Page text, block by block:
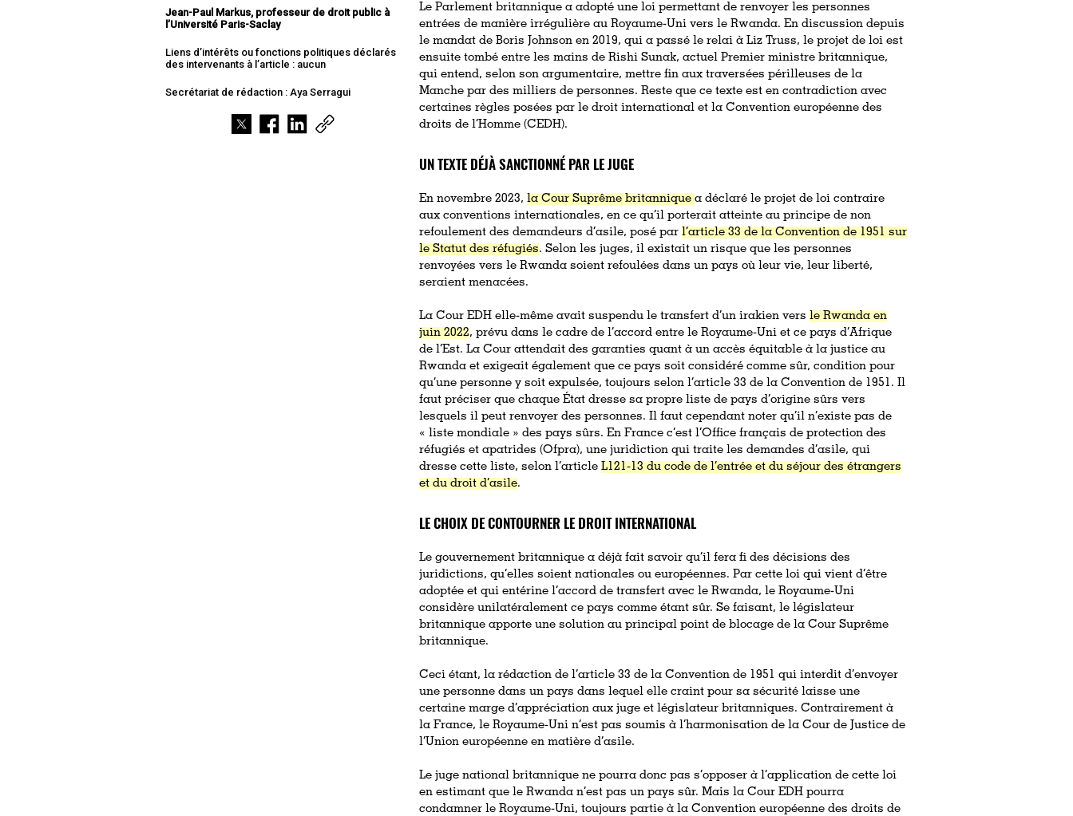
Jean-Paul Markus, professeur de droit public à
l’Université Paris-Saclay
Liens d’intérêts ou fonctions politiques déclarés
des intervenants à l’article : aucun
Secrétariat de rédaction : Aya Serragui
Le Parlement britannique a adopté une loi permettant de renvoyer les personnes
entrées de manière irrégulière au Royaume-Uni vers le Rwanda. En discussion depuis
le mandat de Boris Johnson en 2019, qui a passé le relai à Liz Truss, le projet de loi est
ensuite tombé entre les mains de Rishi Sunak, actuel Premier ministre britannique,
qui entend, selon son argumentaire, mettre fin aux traversées périlleuses de la
Manche par des milliers de personnes. Reste que ce texte est en contradiction avec
certaines règles posées par le droit international et la Convention européenne des
droits de l’Homme (CEDH).
UN TEXTE DÉJÀ SANCTIONNÉ PAR LE JUGE
En novembre 2023,la Cour Suprême britanniquea déclaré le projet de loi contraire
aux conventions internationales, en ce qu’il porterait atteinte au principe de non
refoulement des demandeurs d’asile, posé parl’article 33 de la Convention de 1951 sur
le Statut des réfugiés. Selon les juges, il existait un risque que les personnes
renvoyées vers le Rwanda soient refoulées dans un pays où leur vie, leur liberté,
seraient menacées.
La Cour EDH elle-même avait suspendu le transfert d’un irakien versle Rwanda en
juin 2022, prévu dans le cadre de l’accord entre le Royaume-Uni et ce pays d’Afrique
de l’Est. La Cour attendait des garanties quant à un accès équitable à la justice au
Rwanda et exigeait également que ce pays soit considéré comme sûr, condition pour
qu’une personne y soit expulsée, toujours selon l’article 33 de la Convention de 1951. Il
faut préciser que chaque État dresse sa propre liste de pays d’origine sûrs vers
lesquels il peut renvoyer des personnes. Il faut cependant noter qu’il n’existe pas de
« liste mondiale » des pays sûrs. En France c’est l’Office français de protection des
réfugiés et apatrides (Ofpra), une juridiction qui traite les demandes d’asile, qui
dresse cette liste, selon l’articleL121-13 du code de l’entrée et du séjour des étrangers
et du droit d’asile.
LE CHOIX DE CONTOURNER LE DROIT INTERNATIONAL
Le gouvernement britannique a déjà fait savoir qu’il fera fi des décisions des
juridictions, qu’elles soient nationales ou européennes. Par cette loi qui vient d’être
adoptée et qui entérine l’accord de transfert avec le Rwanda, le Royaume-Uni
considère unilatéralement ce pays comme étant sûr. Se faisant, le législateur
britannique apporte une solution au principal point de blocage de la Cour Suprême
britannique.
Ceci étant, la rédaction de l’article 33 de la Convention de 1951 qui interdit d’envoyer
une personne dans un pays dans lequel elle craint pour sa sécurité laisse une
certaine marge d’appréciation aux juge et législateur britanniques. Contrairement à
la France, le Royaume-Uni n’est pas soumis à l’harmonisation de la Cour de Justice de
l’Union européenne en matière d’asile.
Le juge national britannique ne pourra donc pas s’opposer à l’application de cette loi
en estimant que le Rwanda n’est pas un pays sûr. Mais la Cour EDH pourra
condamner le Royaume-Uni, toujours partie à la Convention européenne des droits de